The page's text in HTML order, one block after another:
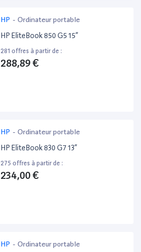
HP - Ordinateur portable
HP EliteBook 850 G5 15”
281 offres à partir de :
288,89 €
HP - Ordinateur portable
HP EliteBook 830 G7 13”
275 offres à partir de :
234,00 €
HP - Ordinateur portable